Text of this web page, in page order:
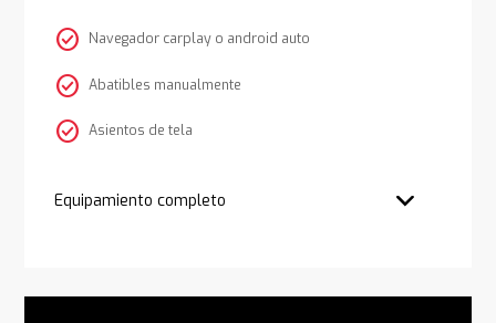
check_circle Navegador carplay o android auto
check_circle Abatibles manualmente
check_circle Asientos de tela
Equipamiento completo